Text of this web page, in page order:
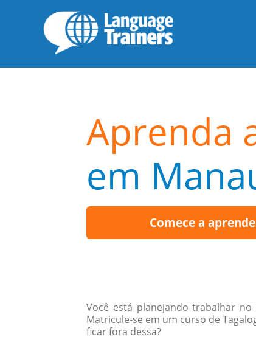
Aprenda
em
Comece a
Você está planejando trabalhar
Matricule-se em um curso de
ficar fora dessa?